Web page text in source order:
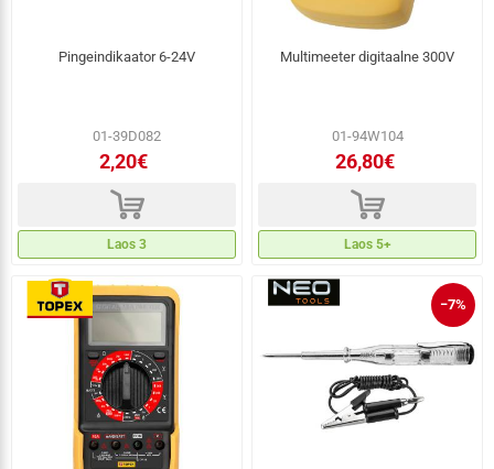
Pingeindikaator 6-24V
01-39D082
2,20€
d
Laos 3
Multimeeter digitaalne 300V
01-94W104
26,80€
d
Laos 5+
−7%